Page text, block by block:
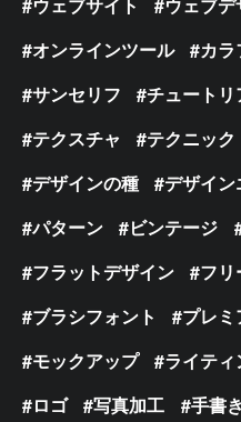
オンラインツール
カ
サンセリフ
チュートリ
テクスチャ
テクニック
デザインの種
デザイン
パターン
ビンテージ
フラットデザイン
フリ
ブラシフォント
プレミ
モックアップ
ライティ
ロゴ
写真加工 手書き